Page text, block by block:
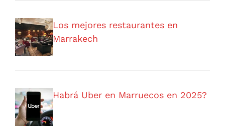
Los mejores restaurantes en
Marrakech
Habrá Uber en Marruecos en 2025?